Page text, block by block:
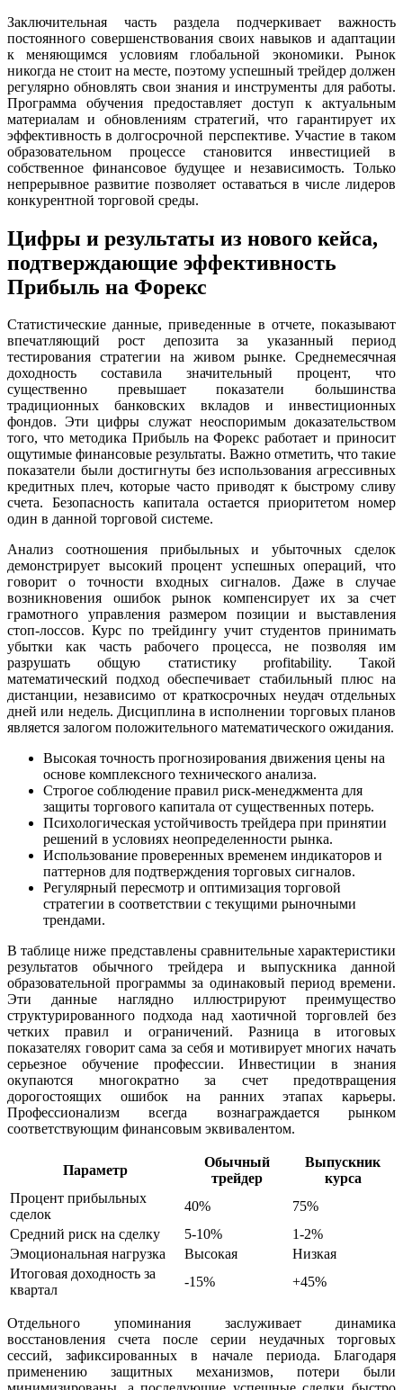
Заключительная часть раздела подчеркивает важность
постоянного совершенствования своих навыков и адаптации
к меняющимся условиям глобальной экономики. Рынок
никогда не стоит на месте, поэтому успешный трейдер должен
регулярно обновлять свои знания и инструменты для работы.
Программа обучения предоставляет доступ к актуальным
материалам и обновлениям стратегий, что гарантирует их
эффективность в долгосрочной перспективе. Участие в таком
образовательном процессе становится инвестицией в
собственное финансовое будущее и независимость. Только
непрерывное развитие позволяет оставаться в числе лидеров
конкурентной торговой среды.
Цифры и результаты из нового кейса,
подтверждающие эффективность
Прибыль на Форекс
Статистические данные, приведенные в отчете, показывают
впечатляющий рост депозита за указанный период
тестирования стратегии на живом рынке. Среднемесячная
доходность составила значительный процент, что
существенно превышает показатели большинства
традиционных банковских вкладов и инвестиционных
фондов. Эти цифры служат неоспоримым доказательством
того, что методика Прибыль на Форекс работает и приносит
ощутимые финансовые результаты. Важно отметить, что такие
показатели были достигнуты без использования агрессивных
кредитных плеч, которые часто приводят к быстрому сливу
счета. Безопасность капитала остается приоритетом номер
один в данной торговой системе.
Анализ соотношения прибыльных и убыточных сделок
демонстрирует высокий процент успешных операций, что
говорит о точности входных сигналов. Даже в случае
возникновения ошибок рынок компенсирует их за счет
грамотного управления размером позиции и выставления
стоп-лоссов. Курс по трейдингу учит студентов принимать
убытки как часть рабочего процесса, не позволяя им
разрушать общую статистику profitability. Такой
математический подход обеспечивает стабильный плюс на
дистанции, независимо от краткосрочных неудач отдельных
дней или недель. Дисциплина в исполнении торговых планов
является залогом положительного математического ожидания.
Высокая точность прогнозирования движения цены на
основе комплексного технического анализа.
Строгое соблюдение правил риск-менеджмента для
защиты торгового капитала от существенных потерь.
Психологическая устойчивость трейдера при принятии
решений в условиях неопределенности рынка.
Использование проверенных временем индикаторов и
паттернов для подтверждения торговых сигналов.
Регулярный пересмотр и оптимизация торговой
стратегии в соответствии с текущими рыночными
трендами.
В таблице ниже представлены сравнительные характеристики
результатов обычного трейдера и выпускника данной
образовательной программы за одинаковый период времени.
Эти данные наглядно иллюстрируют преимущество
структурированного подхода над хаотичной торговлей без
четких правил и ограничений. Разница в итоговых
показателях говорит сама за себя и мотивирует многих начать
серьезное обучение профессии. Инвестиции в знания
окупаются многократно за счет предотвращения
дорогостоящих ошибок на ранних этапах карьеры.
Профессионализм всегда вознаграждается рынком
соответствующим финансовым эквивалентом.
Параметр
Обычный
трейдер
Выпускник
курса
Процент прибыльных
сделок
40%
75%
Средний риск на сделку
5-10%
1-2%
Эмоциональная нагрузка
Высокая
Низкая
Итоговая доходность за
квартал
-15% +45%
Отдельного упоминания заслуживает динамика
восстановления счета после серии неудачных торговых
сессий, зафиксированных в начале периода. Благодаря
применению защитных механизмов, потери были